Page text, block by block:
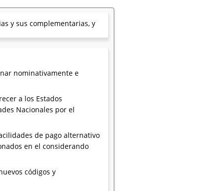
y sus complementarias, y
nominativamente e
a los Estados
Nacionales por el
de pago alternativo
en el considerando
códigos y